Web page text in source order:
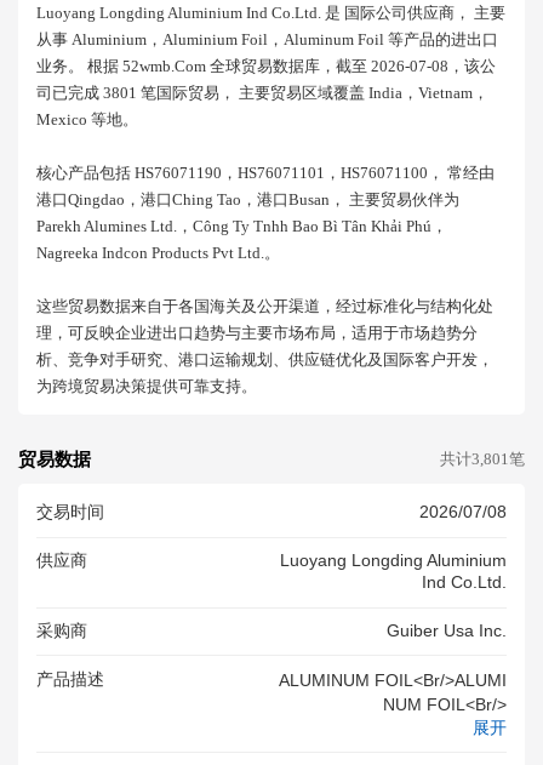
Luoyang Longding Aluminium Ind Co.ltd. 是 国际公司供应商， 主要
从事 Aluminium，aluminium Foil，aluminum Foil 等产品的进出口
业务。 根据 52wmb.com 全球贸易数据库，截至 2026-07-08，该公
司已完成 3801 笔国际贸易， 主要贸易区域覆盖 India，vietnam，
Mexico 等地。
核心产品包括 HS76071190，HS76071101，HS76071100， 常经由
港口qingdao，港口ching Tao，港口busan， 主要贸易伙伴为
Parekh Alumines Ltd.，công Ty Tnhh Bao Bì Tân Khải Phú，
Nagreeka Indcon Products Pvt Ltd.。
这些贸易数据来自于各国海关及公开渠道，经过标准化与结构化处
理，可反映企业进出口趋势与主要市场布局，适用于市场趋势分
析、竞争对手研究、港口运输规划、供应链优化及国际客户开发，
为跨境贸易决策提供可靠支持。
贸易数据 共计3,801笔
交易时间 2026/07/08
供应商
Luoyang Longding Aluminium
Ind Co.ltd.
采购商 Guiber Usa Inc.
产品描述
ALUMINUM FOIL<br/>ALUMI
NUM FOIL<br/>
展开